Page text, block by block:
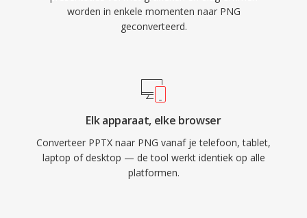
worden in enkele momenten naar PNG
geconverteerd.
Elk apparaat, elke browser
Converteer PPTX naar PNG vanaf je telefoon, tablet,
laptop of desktop — de tool werkt identiek op alle
platformen.